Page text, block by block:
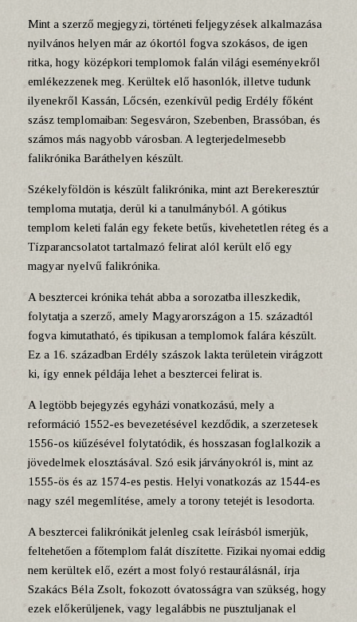
Mint a szerző megjegyzi, történeti feljegyzések alkalmazása
nyilvános helyen már az ókortól fogva szokásos, de igen
ritka, hogy középkori templomok falán világi eseményekről
emlékezzenek meg. Kerültek elő hasonlók, illetve tudunk
ilyenekről Kassán, Lőcsén, ezenkívül pedig Erdély főként
szász templomaiban: Segesváron, Szebenben, Brassóban, és
számos más nagyobb városban. A legterjedelmesebb
falikrónika Baráthelyen készült.
Székelyföldön is készült falikrónika, mint azt Berekeresztúr
temploma mutatja, derül ki a tanulmányból. A gótikus
templom keleti falán egy fekete betűs, kivehetetlen réteg és a
Tízparancsolatot tartalmazó felirat alól került elő egy
magyar nyelvű falikrónika.
A besztercei krónika tehát abba a sorozatba illeszkedik,
folytatja a szerző, amely Magyarországon a 15. századtól
fogva kimutatható, és tipikusan a templomok falára készült.
Ez a 16. században Erdély szászok lakta területein virágzott
ki, így ennek példája lehet a besztercei felirat is.
A legtöbb bejegyzés egyházi vonatkozású, mely a
reformáció 1552-es bevezetésével kezdődik, a szerzetesek
1556-os kiűzésével folytatódik, és hosszasan foglalkozik a
jövedelmek elosztásával. Szó esik járványokról is, mint az
1555-ös és az 1574-es pestis. Helyi vonatkozás az 1544-es
nagy szél megemlítése, amely a torony tetejét is lesodorta.
A besztercei falikrónikát jelenleg csak leírásból ismerjük,
feltehetően a főtemplom falát díszítette. Fizikai nyomai eddig
nem kerültek elő, ezért a most folyó restaurálásnál, írja
Szakács Béla Zsolt, fokozott óvatosságra van szükség, hogy
ezek előkerüljenek, vagy legalábbis ne pusztuljanak el